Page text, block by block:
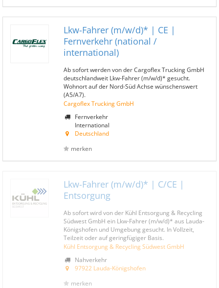
Lkw-Fahrer (m/w/d)* | CE |
Fernverkehr (national /
international)
Ab sofort werden von der Cargoflex Trucking GmbH
deutschlandweit Lkw-Fahrer (m/w/d)* gesucht.
Wohnort auf der Nord-Süd Achse wünschenswert
(A5/A7).
Cargoflex Trucking GmbH
Fernverkehr
International
Deutschland
merken
Lkw-Fahrer (m/w/d)* | C/CE |
Entsorgung
Ab sofort wird von der Kühl Entsorgung & Recycling
Südwest GmbH ein Lkw-Fahrer (m/w/d)* aus Lauda-
Königshofen und Umgebung gesucht. In Vollzeit,
Teilzeit oder auf geringfügiger Basis.
Kühl Entsorgung & Recycling Südwest GmbH
Nahverkehr
97922 Lauda-Königshofen
merken